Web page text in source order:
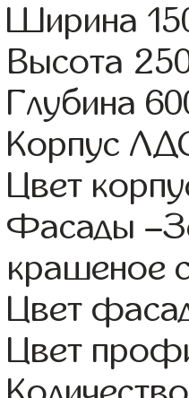
Ширина
Высота
Глубина
Корпус
Цвет
Фасады
крашеное
Цвет
Цвет